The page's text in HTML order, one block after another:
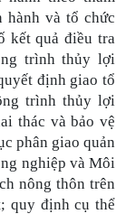
hành và tổ chức
kết quả điều tra
trình thủy lợi
định giao tổ
trình thủy lợi
thác và bảo vệ
phân giao quản
nghiệp và Môi
nông thôn trên
quy định cụ thể